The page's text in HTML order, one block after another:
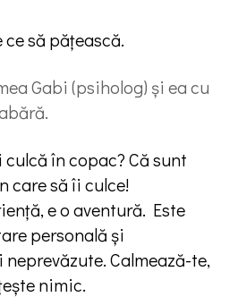
să pățească.
Gabi (psiholog) și ea cu
în copac? Că sunt
care să îi culce!
e o aventură. Este
personală și
Calmează-te,
nimic.